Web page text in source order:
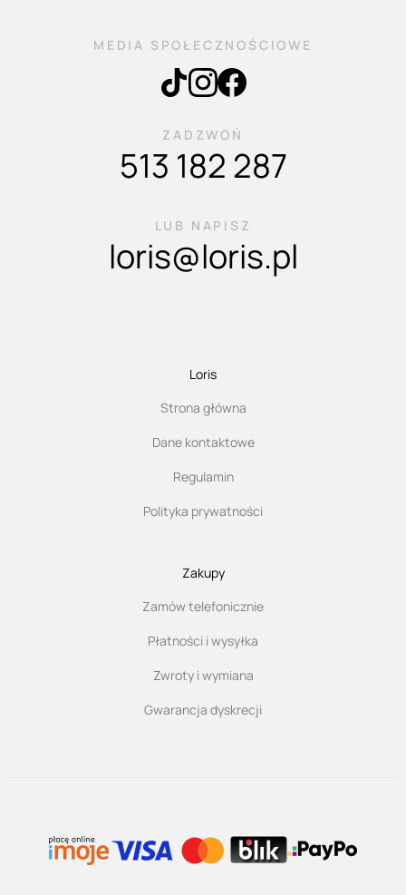
MEDIA SPOŁECZNOŚCIOWE
ZADZWOŃ
513 182 287
LUB NAPISZ
loris@loris.pl
Loris
Strona główna
Dane kontaktowe
Regulamin
Polityka prywatności
Zakupy
Zamów telefonicznie
Płatności i wysyłka
Zwroty i wymiana
Gwarancja dyskrecji